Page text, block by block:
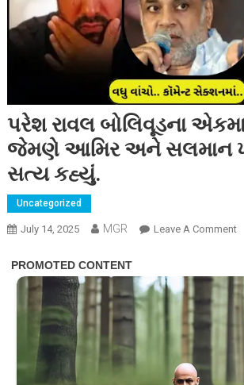
પરેશ રાવલ બોલિવૂડના
જેમણે આમિર અને સલમાન
સત્ય કહ્યું.
Uncategorized
July 14, 2025 MGR Leave A CommentOn